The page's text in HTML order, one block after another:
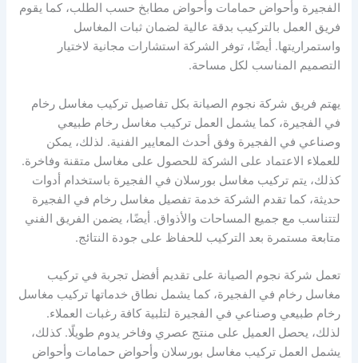
الفجيرة وأحواض حمامات وأحواض مطابخ حسب الطلب، كما يقوم
فريق العمل بالتركيب بدقة عالية لضمان ثبات المغاسل
واستمراريتها. أيضًا، توفر الشركة استشارات مجانية لاختيار
التصميم المناسب لكل مساحة.
يهتم فريق شركة نجوم الصيانة بكل تفاصيل تركيب مغاسل رخام
في الفجيرة، كما يشمل العمل تركيب مغاسل رخام طبيعي
وصناعي في الفجيرة وفق أحدث المعايير الفنية. لذلك، يمكن
للعملاء الاعتماد على الشركة للحصول على مغاسل متقنة وفاخرة.
كذلك، يتم تركيب مغاسل بورسلان في الفجيرة باستخدام أدوات
حديثة، كما تقدم الشركة خدمة تفصيل مغاسل رخام في الفجيرة
لتتناسب مع جميع المساحات والأذواق. أيضًا، يضمن الفريق الفني
متابعة مستمرة بعد التركيب للحفاظ على جودة النتائج.
تعمل شركة نجوم الصيانة على تقديم أفضل تجربة في تركيب
مغاسل رخام في الفجيرة، كما يشمل نطاق خدماتها تركيب مغاسل
رخام طبيعي وصناعي في الفجيرة لتلبية كافة رغبات العملاء.
لذلك، يحصل العميل على منتج عصري وفاخر يدوم طويلًا. كذلك،
يشمل العمل تركيب مغاسل بورسلان وأحواض حمامات وأحواض